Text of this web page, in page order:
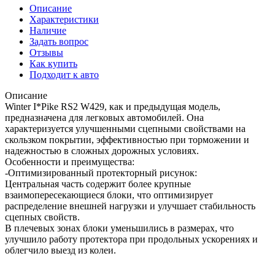
Описание
Характеристики
Наличие
Задать вопрос
Отзывы
Как купить
Подходит к авто
Описание
Winter I*Pike RS2 W429, как и предыдущая модель,
предназначена для легковых автомобилей. Она
характеризуется улучшенными сцепными свойствами на
скользком покрытии, эффективностью при торможении и
надежностью в сложных дорожных условиях.
Особенности и преимущества:
-Оптимизированный протекторный рисунок:
Центральная часть содержит более крупные
взаимопересекающиеся блоки, что оптимизирует
распределение внешней нагрузки и улучшает стабильность
сцепных свойств.
В плечевых зонах блоки уменьшились в размерах, что
улучшило работу протектора при продольных ускорениях и
облегчило выезд из колеи.